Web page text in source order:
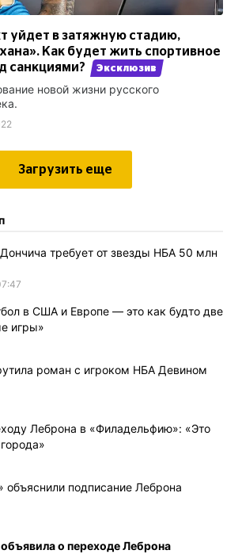
уйдет в затяжную стадию,
Как будет жить спортивное
санкциями?
Эксклюзив
новой жизни русского
Загрузить еще
требует от звезды НБА 50 млн
в США и Европе — это как будто две
игры»
роман с игроком НБА Девином
Леброна в «Филадельфию»: «Это
объяснили подписание Леброна
о переходе Леброна